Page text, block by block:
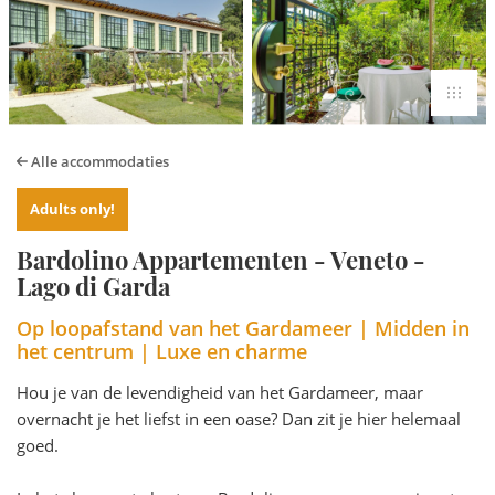
Alle accommodaties
Adults only!
Bardolino Appartementen - Veneto -
Lago di Garda
Op loopafstand van het Gardameer | Midden in
het centrum | Luxe en charme
Hou je van de levendigheid van het Gardameer, maar
overnacht je het liefst in een oase? Dan zit je hier helemaal
goed.